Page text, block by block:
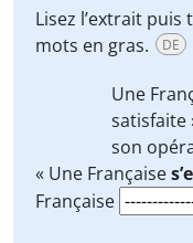
Lisez l’extrait
mots en gras.
DE
Une
satisfaite
son
« Une Française
Française